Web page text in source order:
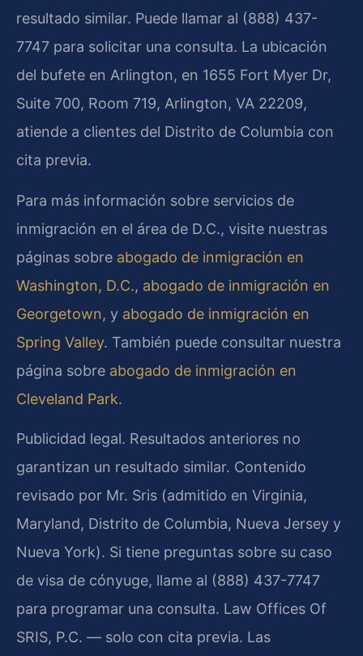
resultado similar. Puede llamar al (888) 437-
7747 para solicitar una consulta. La ubicación
del bufete en Arlington, en 1655 Fort Myer Dr,
Suite 700, Room 719, Arlington, VA 22209,
atiende a clientes del Distrito de Columbia con
cita previa.
Para más información sobre servicios de
inmigración en el área de D.C., visite nuestras
páginas sobre abogado de inmigración en
Washington, D.C., abogado de inmigración en
Georgetown, y abogado de inmigración en
Spring Valley. También puede consultar nuestra
página sobre abogado de inmigración en
Cleveland Park.
Publicidad legal. Resultados anteriores no
garantizan un resultado similar. Contenido
revisado por Mr. Sris (admitido en Virginia,
Maryland, Distrito de Columbia, Nueva Jersey y
Nueva York). Si tiene preguntas sobre su caso
de visa de cónyuge, llame al (888) 437-7747
para programar una consulta. Law Offices Of
SRIS, P.C. — solo con cita previa. Las